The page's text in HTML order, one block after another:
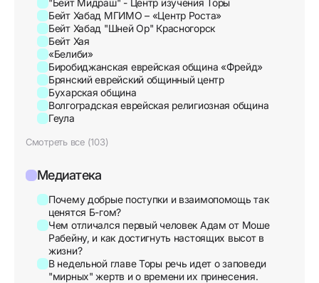
"Бейт Мидраш" - Центр изучения Торы
Бейт Хабад МГИМО – «Центр Роста»
Бейт Хабад "Шней Ор" Красногорск
Бейт Хая
«Белиби»
Биробиджанская еврейская община «Фрейд»
Брянский еврейский общинный центр
Бухарская община
Волгоградская еврейская религиозная община
Геула
Смотреть все (103)
Медиатека
Почему добрые поступки и взаимопомощь так
ценятся Б-гом?
Чем отличался первый человек Адам от Моше
Рабейну, и как достигнуть настоящих высот в
жизни?
В недельной главе Торы речь идет о заповеди
"мирных" жертв и о времени их принесения.